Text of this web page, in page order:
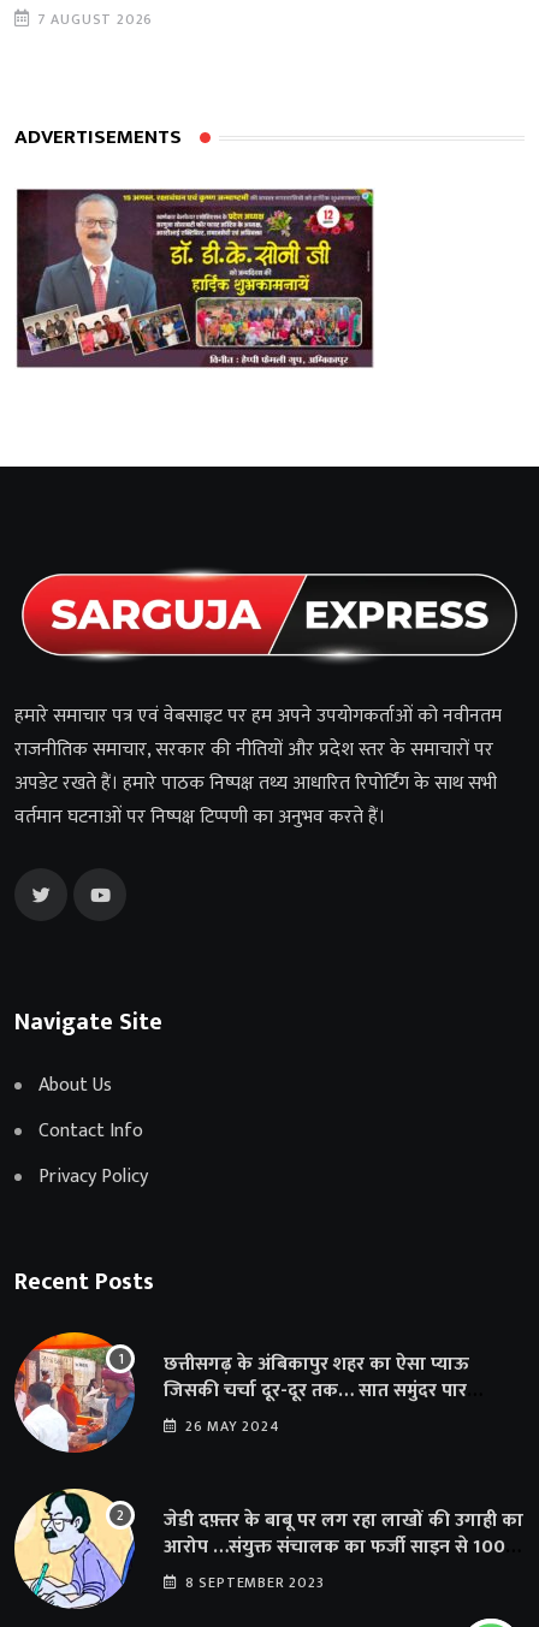
7 AUGUST 2026
ADVERTISEMENTS
हमारे समाचार पत्र एवं वेबसाइट पर हम अपने उपयोगकर्ताओं को नवीनतम
राजनीतिक समाचार, सरकार की नीतियों और प्रदेश स्तर के समाचारों पर
अपडेट रखते हैं। हमारे पाठक निष्पक्ष तथ्य आधारित रिपोर्टिंग के साथ सभी
वर्तमान घटनाओं पर निष्पक्ष टिप्पणी का अनुभव करते हैं।
Navigate Site
About Us
Contact Info
Privacy Policy
Recent Posts
छत्तीसगढ़ के अंबिकापुर शहर का ऐसा प्याऊ
जिसकी चर्चा दूर-दूर तक… सात समुंदर पार
अमेरिका से भी पहुंचा सहयोग
26 MAY 2024
जेडी दफ़्तर के बाबू पर लग रहा लाखों की उगाही का
आरोप …संयुक्त संचालक का फर्जी साइन से 100
शिक्षकों क़ो थमाया संशोधन आदेश
8 SEPTEMBER 2023